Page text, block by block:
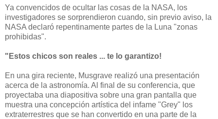
Ya convencidos de ocultar las cosas de la NASA, los
investigadores se sorprendieron cuando, sin previo aviso, la
NASA declaró repentinamente partes de la Luna "zonas
prohibidas".
"Estos chicos son reales ... te lo garantizo!
En una gira reciente, Musgrave realizó una presentación
acerca de la astronomía. Al final de su conferencia, que
proyectaba una diapositiva sobre una gran pantalla que
muestra una concepción artística del infame "Grey" los
extraterrestres que se han convertido en una parte de la